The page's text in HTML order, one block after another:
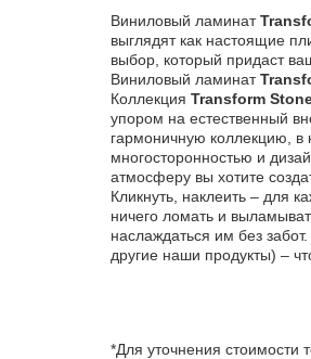
Виниловый ламинат
выглядят как настоящие
выбор, который придаст
Виниловый ламинат
Коллекция Transform
упором на естественный
гармоничную коллекцию, в
многосторонностью и
атмосферу вы хотите
Кликнуть, наклеить – для
ничего ломать и
наслаждаться им без забот.
другие наши продукты) –
*Для уточнения стоимости